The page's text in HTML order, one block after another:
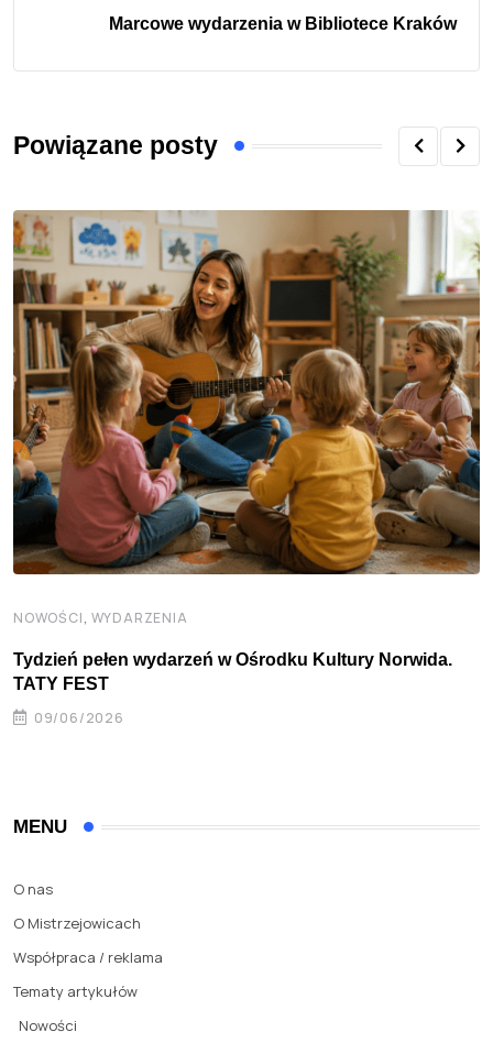
Marcowe wydarzenia w Bibliotece Kraków
Powiązane posty
NOWOŚCI, WYDARZENIA
Tydzień pełen wydarzeń w Ośrodku Kultury Norwida.
TATY FEST
09/06/2026
MENU
O nas
O Mistrzejowicach
Współpraca / reklama
Tematy artykułów
Nowości